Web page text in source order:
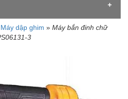
Đang tải dữ liệu
Máy dập ghim » Máy bắn đinh chữ
3